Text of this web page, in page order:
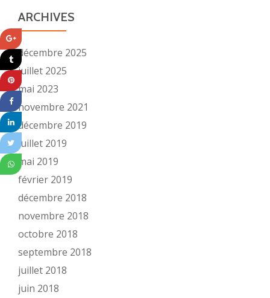
ARCHIVES
décembre 2025
juillet 2025
mai 2023
novembre 2021
décembre 2019
juillet 2019
mai 2019
février 2019
décembre 2018
novembre 2018
octobre 2018
septembre 2018
juillet 2018
juin 2018